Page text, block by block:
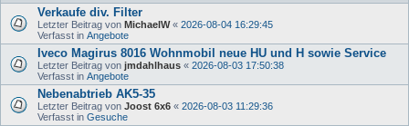
Verkaufe div. Filter
Letzter Beitrag von MichaelW« 2026-08-04 16:29:45
Verfasst in Angebote
Iveco Magirus 8016 Wohnmobil neue HU und H sowie Service
Letzter Beitrag von jmdahlhaus « 2026-08-03 17:50:38
Verfasst in Angebote
Nebenabtrieb AK5-35
Letzter Beitrag von Joost 6x6 « 2026-08-03 11:29:36
Verfasst in Gesuche